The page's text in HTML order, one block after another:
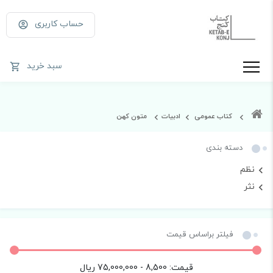
حساب کاربری
سبد خرید
کتاب عمومی ادبیات متون کهن
دسته بندی
نظم
نثر
فیلتر براساس قیمت
قیمت: 8,500 - 75,000,000
ریال